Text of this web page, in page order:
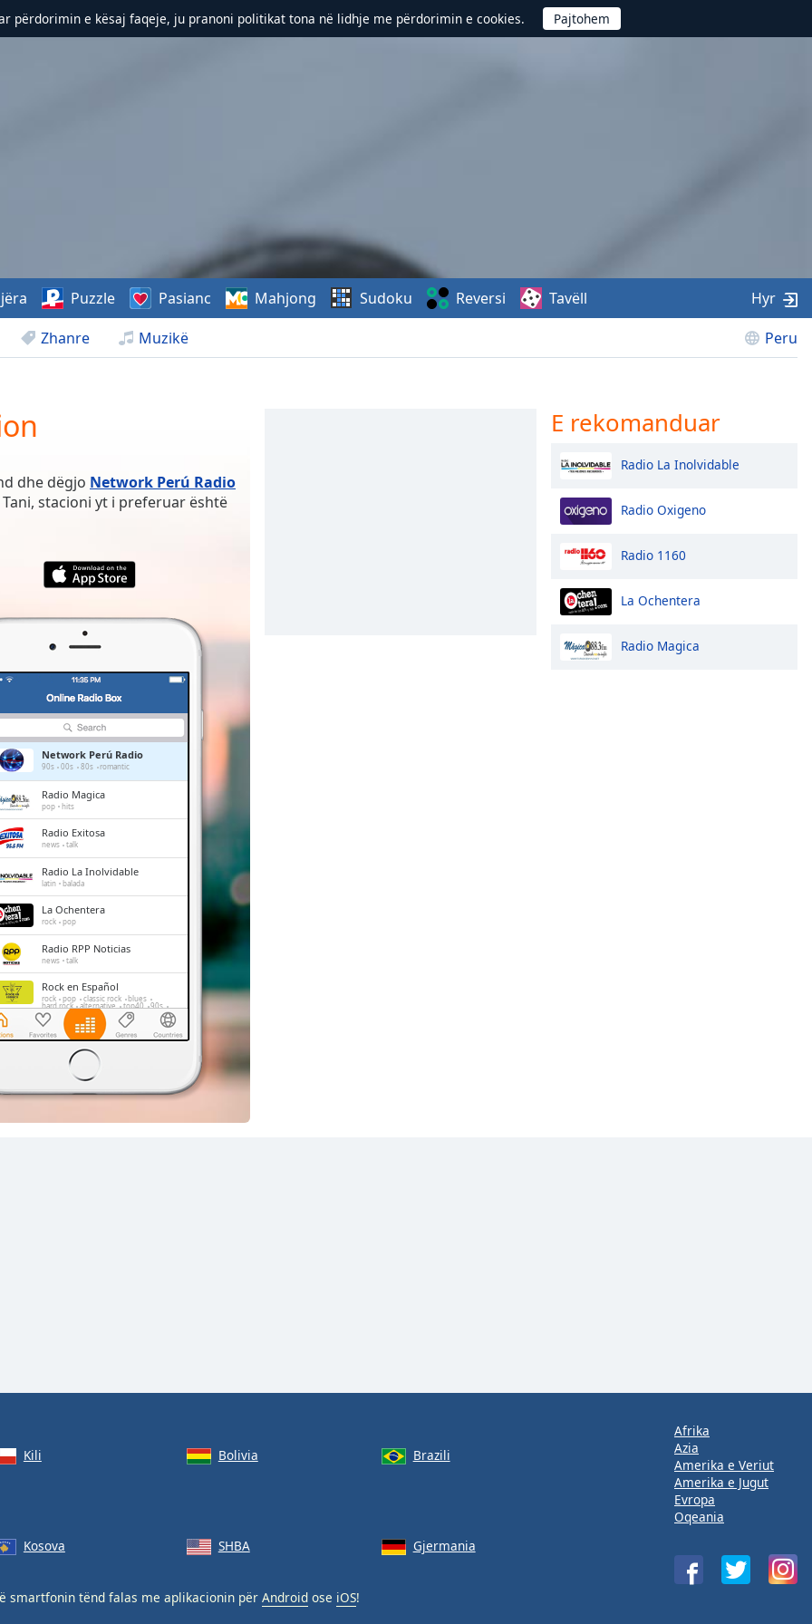
përdorimin e kësaj faqeje, ju pranoni politikat tona në lidhje me përdorimin e cookies.
Zhanre Muzikë Peru
Puzzle Pasianc Mahjong Sudoku Reversi Tavëll Hyr
dhe dëgjo Network Perú Radio
stacioni yt i preferuar është
Network Perú Radio
90s 00s 80s romantic
Radio Magica
pop hits
Radio Exitosa
news talk
Radio La Inolvidable
latin balada
La Ochentera
rock pop
Radio RPP Noticias
news talk
Rock en Español
rock pop classic rock blues
hard rock alternative top40 90s
80s reggae alternative rock spanish
Radio Oxigeno
pop
Radio Ritmo Romantica
E rekomanduar
Radio La Inolvidable
Radio Oxigeno
Radio 1160
La Ochentera
Radio Magica
Kili Bolivia
Brazili
Kosova SHBA Gjermania
smartfonin tënd falas me aplikacionin për Android ose iOS!
Afrika
Azia
Amerika e Veriut
Amerika e Jugut
Evropa
Oqeania